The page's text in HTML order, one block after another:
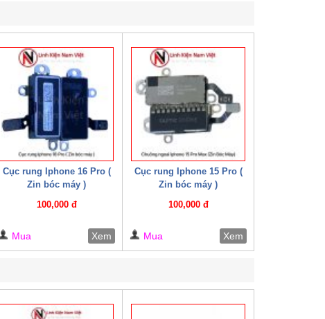
Cục rung Iphone 16 Pro (
Zin bóc máy )
100,000 đ
Mua Xem
Cục rung Iphone 15 Pro (
Zin bóc máy )
100,000 đ
Mua Xem